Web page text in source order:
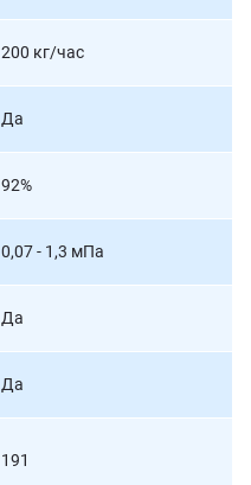
200 кг/час
Да
92%
0,07 - 1,3 мПа
Да
Да
191